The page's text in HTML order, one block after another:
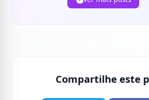
Compartilhe este